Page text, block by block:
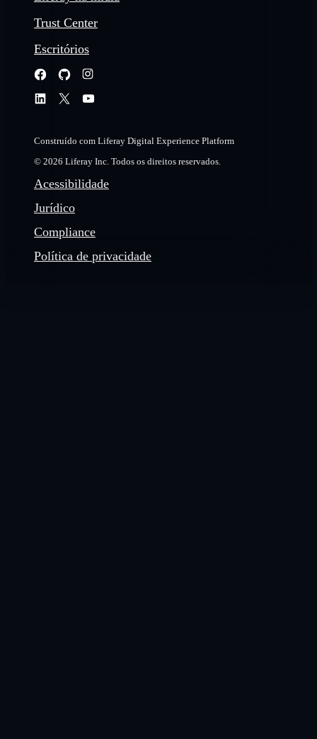
Trust Center
Escritórios
Construído com Liferay Digital Experience Platform
© 2026 Liferay Inc. Todos os direitos reservados.
Acessibilidade
Jurídico
Compliance
Política de privacidade